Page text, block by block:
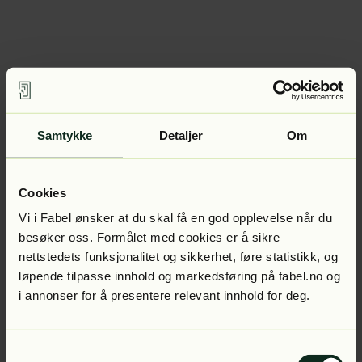
Samtykke Detaljer Om
Cookies
Vi i Fabel ønsker at du skal få en god opplevelse når du
besøker oss. Formålet med cookies er å sikre
nettstedets funksjonalitet og sikkerhet, føre statistikk, og
løpende tilpasse innhold og markedsføring på fabel.no og
i annonser for å presentere relevant innhold for deg.